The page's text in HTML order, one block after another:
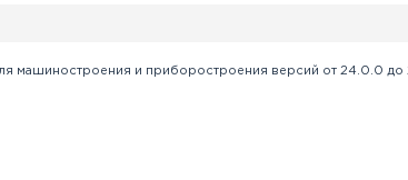
машиностроения и приборостроения версий от 24.0.0 до